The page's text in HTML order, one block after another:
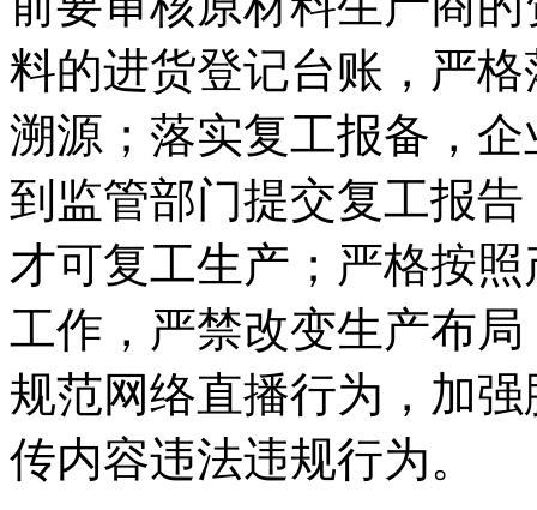
料的进货登记台账，严
溯源；落实复工报备，
到监管部门提交复工报
才可复工生产；严格按
工作，严禁改变生产布
规范网络直播行为，加
传内容违法违规行为。